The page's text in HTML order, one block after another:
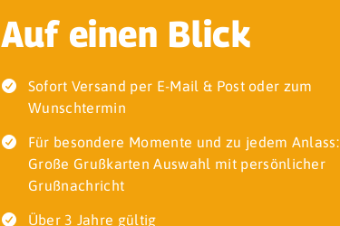
Auf einen Blick
Sofort Versand per E-Mail & Post oder zum
Wunschtermin
Für besondere Momente und zu jedem Anlass:
Große Grußkarten Auswahl mit persönlicher
Grußnachricht
Über 3 Jahre gültig